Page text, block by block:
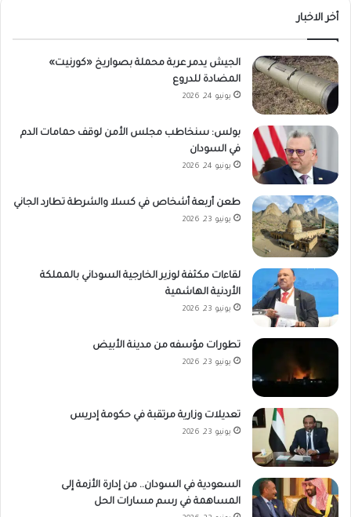
أخر الاخبار
الجيش يدمر عربة محملة بصواريخ «كورنيت»
المضادة للدروع
يونيو 24, 2026
بولس: سنخاطب مجلس الأمن لوقف حمامات الدم
في السودان
يونيو 24, 2026
طعن أربعة أشخاص في كسلا والشرطة تطارد الجاني
يونيو 23, 2026
لقاءات مكثفة لوزير الخارجية السوداني بالمملكة
الأردنية الهاشمية
يونيو 23, 2026
تطورات مؤسفه من مدينة الأبيض
يونيو 23, 2026
تعديلات وزارية مرتقبة في حكومة إدريس
يونيو 23, 2026
السعودية في السودان.. من إدارة الأزمة إلى
المساهمة في رسم مسارات الحل